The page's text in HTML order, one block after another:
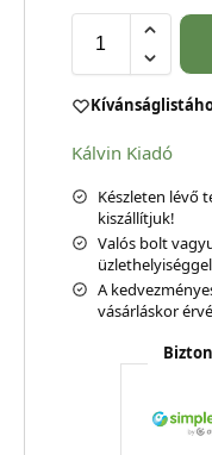
Kálvin Kiadó
Készleten lévő
kiszállítjuk!
Valós bolt
A
vásárláskor